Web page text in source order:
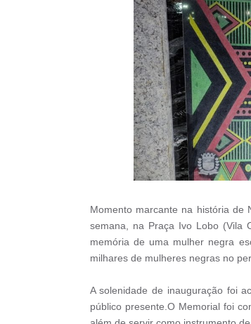
Momento marcante na história de
semana, na Praça Ivo Lobo (Vila
memória de uma mulher negra
milhares de mulheres negras no
A solenidade de inauguração foi
público presente.O Memorial foi